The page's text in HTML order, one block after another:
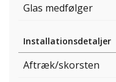
Glas medfølger
Installationsdetaljer
Aftræk/skorsten